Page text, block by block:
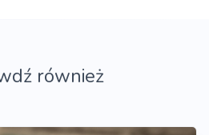
również